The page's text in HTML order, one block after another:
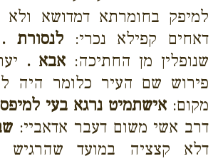
למיפק בחומרתא דמדושא ולא
דאחים קפילא נכרי: לנסורת .
שנופלין מן החתיכה: אבא .
פירוש שם העיר כלומר היה
מקום: אישתמיט נרגא בעי
דרב אשי משום דעבר אדאביי:
דלא קצציה במועד שהרגיש